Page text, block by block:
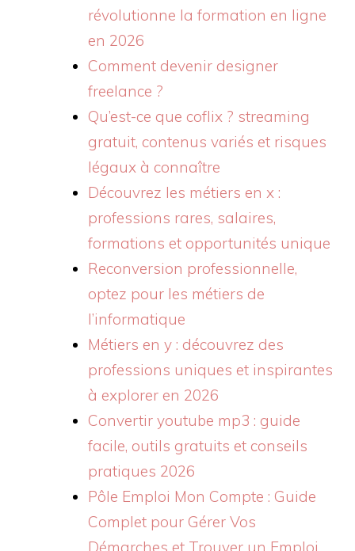
révolutionne la formation en ligne
en 2026
Comment devenir designer
freelance ?
Qu’est-ce que coflix ? streaming
gratuit, contenus variés et risques
légaux à connaître
Découvrez les métiers en x :
professions rares, salaires,
formations et opportunités unique
Reconversion professionnelle,
optez pour les métiers de
l’informatique
Métiers en y : découvrez des
professions uniques et inspirantes
à explorer en 2026
Convertir youtube mp3 : guide
facile, outils gratuits et conseils
pratiques 2026
Pôle Emploi Mon Compte : Guide
Complet pour Gérer Vos
Démarches et Trouver un Emploi